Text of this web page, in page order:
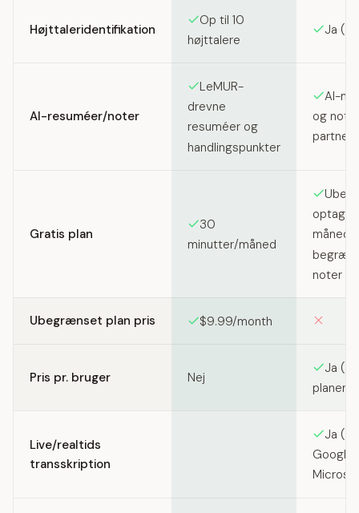
Højttaleridentifikation
Op til 10
højttalere
Ja
AI-resuméer/noter
LeMUR-
drevne
resuméer og
handlingspunkter
AI-
og
Gratis plan
30
minutter/måned
noter
Ubegrænset plan pris $9.99/month
Pris pr. bruger Nej
Ja
planer)
Live/realtids
transskription
Ja
Google